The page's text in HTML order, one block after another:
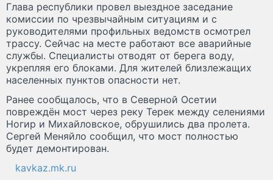
Глава республики провел выездное заседание
комиссии по чрезвычайным ситуациям и с
руководителями профильных ведомств осмотрел
трассу. Сейчас на месте работают все аварийные
службы. Специалисты отводят от берега воду,
укрепляя его блоками. Для жителей близлежащих
населенных пунктов опасности нет.
Ранее сообщалось, что в Северной Осетии
повреждён мост через реку Терек между селениями
Ногир и Михайловское, обрушились два пролета.
Сергей Меняйло сообщил, что мост полностью
будет демонтирован.
kavkaz.mk.ru